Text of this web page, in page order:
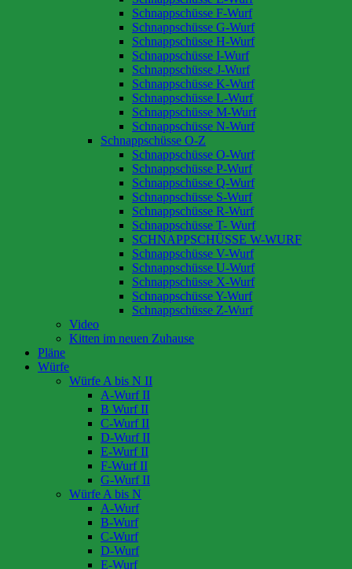
Schnappschüsse F-Wurf
Schnappschüsse G-Wurf
Schnappschüsse H-Wurf
Schnappschüsse I-Wurf
Schnappschüsse J-Wurf
Schnappschüsse K-Wurf
Schnappschüsse L-Wurf
Schnappschüsse M-Wurf
Schnappschüsse N-Wurf
Schnappschüsse O-Z
Schnappschüsse O-Wurf
Schnappschüsse P-Wurf
Schnappschüsse Q-Wurf
Schnappschüsse S-Wurf
Schnappschüsse R-Wurf
Schnappschüsse T- Wurf
SCHNAPPSCHÜSSE W-WURF
Schnappschüsse V-Wurf
Schnappschüsse U-Wurf
Schnappschüsse X-Wurf
Schnappschüsse Y-Wurf
Schnappschüsse Z-Wurf
Video
Kitten im neuen Zuhause
Pläne
Würfe
Würfe A bis N II
A-Wurf II
B Wurf II
C-Wurf II
D-Wurf II
E-Wurf II
F-Wurf II
G-Wurf II
Würfe A bis N
A-Wurf
B-Wurf
C-Wurf
D-Wurf
E-Wurf